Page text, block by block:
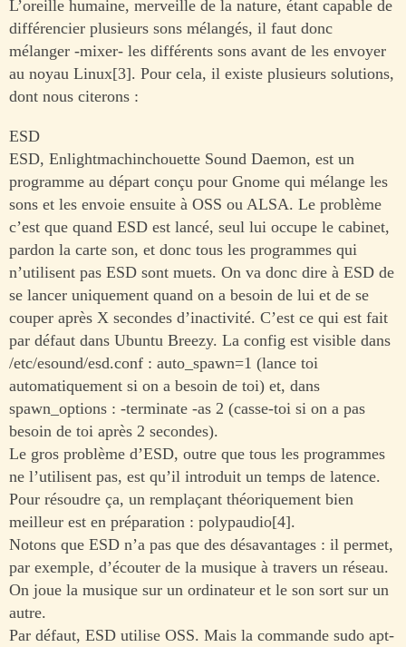
L’oreille humaine, merveille de la nature, étant capable de
différencier plusieurs sons mélangés, il faut donc
mélanger -mixer- les différents sons avant de les envoyer
au noyau Linux[3]. Pour cela, il existe plusieurs solutions,
dont nous citerons :
ESD
ESD, Enlightmachinchouette Sound Daemon, est un
programme au départ conçu pour Gnome qui mélange les
sons et les envoie ensuite à OSS ou ALSA. Le problème
c’est que quand ESD est lancé, seul lui occupe le cabinet,
pardon la carte son, et donc tous les programmes qui
n’utilisent pas ESD sont muets. On va donc dire à ESD de
se lancer uniquement quand on a besoin de lui et de se
couper après X secondes d’inactivité. C’est ce qui est fait
par défaut dans Ubuntu Breezy. La config est visible dans
/etc/esound/esd.conf : auto_spawn=1 (lance toi
automatiquement si on a besoin de toi) et, dans
spawn_options : -terminate -as 2 (casse-toi si on a pas
besoin de toi après 2 secondes).
Le gros problème d’ESD, outre que tous les programmes
ne l’utilisent pas, est qu’il introduit un temps de latence.
Pour résoudre ça, un remplaçant théoriquement bien
meilleur est en préparation : polypaudio[4].
Notons que ESD n’a pas que des désavantages : il permet,
par exemple, d’écouter de la musique à travers un réseau.
On joue la musique sur un ordinateur et le son sort sur un
autre.
Par défaut, ESD utilise OSS. Mais la commande sudo apt-